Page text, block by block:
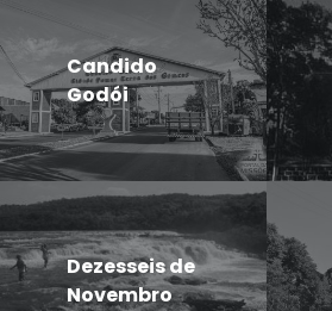
Candido
Godói
Dezesseis de
Novembro